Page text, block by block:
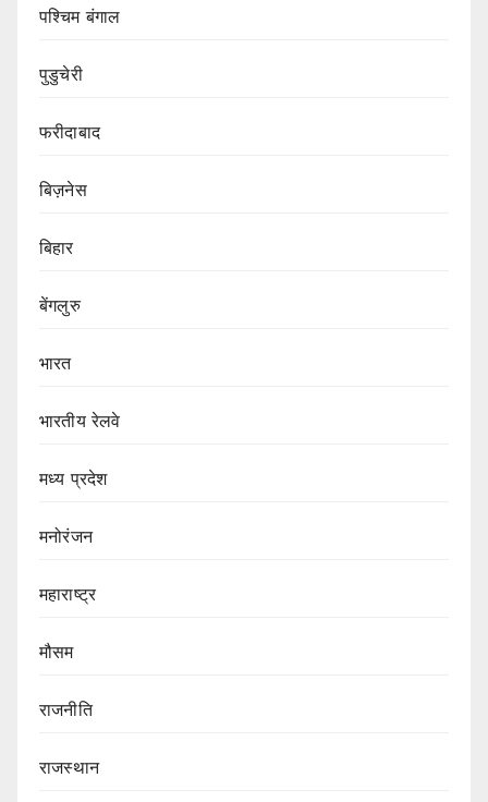
पश्चिम बंगाल
पुडुचेरी
फरीदाबाद
बिज़नेस
बिहार
बेंगलुरु
भारत
भारतीय रेलवे
मध्य प्रदेश
मनोरंजन
महाराष्ट्र
मौसम
राजनीति
राजस्थान